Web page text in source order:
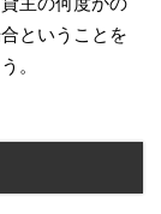
ということを
。